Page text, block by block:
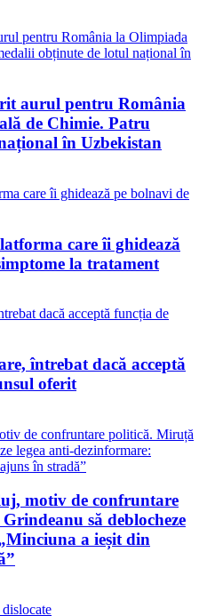
aurul pentru România
de Chimie. Patru
în Uzbekistan
care îi ghidează
la tratament
întrebat dacă acceptă
oferit
motiv de confruntare
să deblocheze
a ieșit din